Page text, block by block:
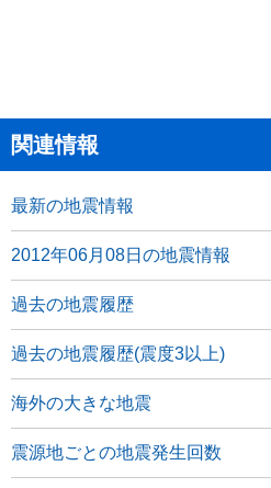
関連情報
最新の地震情報
2012年06月08日の地震情報
過去の地震履歴
過去の地震履歴(震度3以上)
海外の大きな地震
震源地ごとの地震発生回数